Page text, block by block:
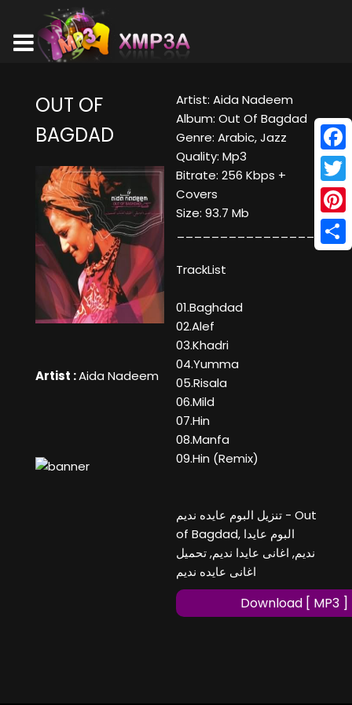
OUT OF
BAGDAD
Artist :Aida Nadeem
Artist: Aida Nadeem
Album: Out Of Bagdad
Genre: Arabic, Jazz
Quality: Mp3
Bitrate: 256 Kbps +
Covers
Size: 93.7 Mb
____________________
TrackList
01.Baghdad
02.Alef
03.Khadri
04.Yumma
05.Risala
06.Mild
07.Hin
08.Manfa
09.Hin (Remix)
تنزيل البوم عايده نديم - Out
of Bagdad, البوم عايدا
نديم, اغانى عايدا نديم, تحميل
اغانى عايده نديم
Download [ MP3 ]